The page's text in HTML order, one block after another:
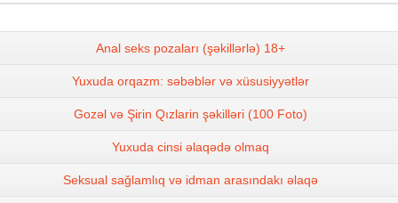
Anal seks pozaları (şəkillərlə) 18+
Yuxuda orqazm: səbəblər və xüsusiyyətlər
Gozəl və Şirin Qızlarin şəkilləri (100 Foto)
Yuxuda cinsi əlaqədə olmaq
Seksual sağlamlıq və idman arasındakı əlaqə